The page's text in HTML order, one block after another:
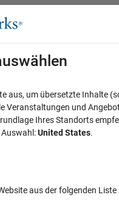
Niederlassungen
für Off-Canvas-
aus, um übersetzte Inhalte
Veranstaltungen und
Ihres Standorts
United States.
aus der folgenden Liste